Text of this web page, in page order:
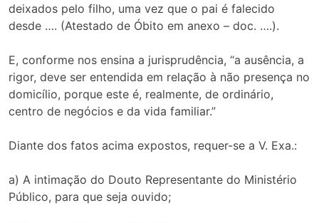
deixados pelo filho, uma vez que o pai é falecido
desde …. (Atestado de Óbito em anexo – doc. ….).
E, conforme nos ensina a jurisprudência, “a ausência, a
rigor, deve ser entendida em relação à não presença no
domicílio, porque este é, realmente, de ordinário,
centro de negócios e da vida familiar.”
Diante dos fatos acima expostos, requer-se a V. Exa.:
a) A intimação do Douto Representante do Ministério
Público, para que seja ouvido;